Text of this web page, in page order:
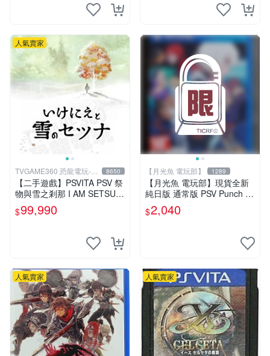
人氣賣家
TVGAME360 恐龍電玩-台
中店
8650
【二手遊戲】PSVITA PSV 祭
物與雪之剎那 I AM SETSUN
日文版【台中恐龍電玩】
$99,990
【月光魚 電玩部】 1289
【月光魚 電玩部】現貨全新
純日版 通常版 PSV Punch Li
ne 胖次衝擊 胖次保衛陣線 普
通版 純日版
$2,040
人氣賣家 人氣賣家